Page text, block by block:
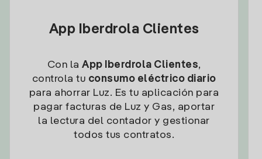
App Iberdrola Clientes
Con la App Iberdrola Clientes,
controla tu consumo eléctrico diario
para ahorrar Luz. Es tu aplicación para
pagar facturas de Luz y Gas, aportar
la lectura del contador y gestionar
todos tus contratos.